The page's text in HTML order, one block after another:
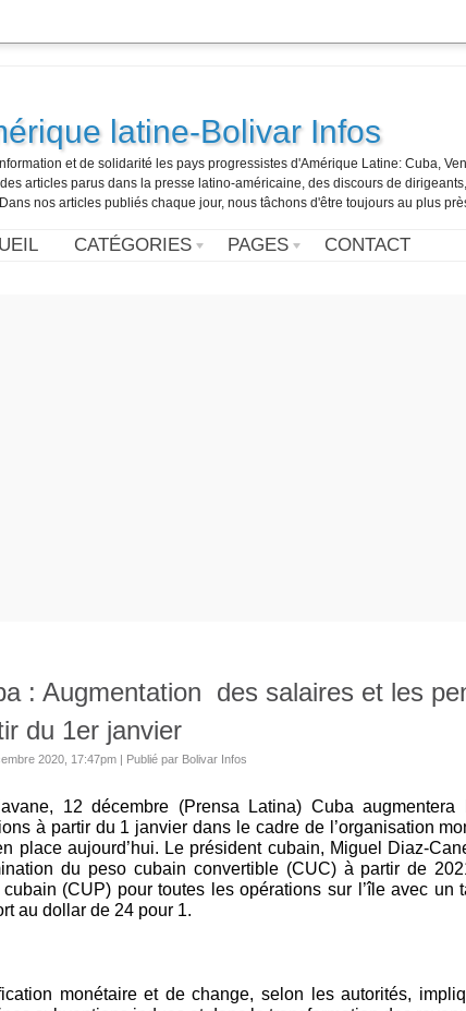
latine-Bolivar Infos
et de solidarité les pays progressistes d'Amérique Latine: Cuba,
articles parus dans la presse latino-américaine, des discours de
nos articles publiés chaque jour, nous tâchons d'être toujours au plus
CATÉGORIES PAGES CONTACT
: Augmentation des salaires et les
du 1er janvier
2020, 17:47pm | Publié par Bolivar Infos
12 décembre (Prensa Latina) Cuba
à partir du 1 janvier dans le cadre de l’organisation
place aujourd’hui. Le président cubain, Miguel Diaz-
du peso cubain convertible (CUC) à partir de
cubain (CUP) pour toutes les opérations sur l’île avec un
au dollar de 24 pour 1.
monétaire et de change, selon les autorités,